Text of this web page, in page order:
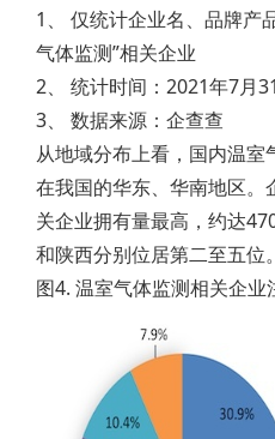
1、 仅统计企业名、品牌产
气体监测”相关企业
2、 统计时间：2021年7月
3、 数据来源：企查查
从地域分布上看，国内温
在我国的华东、华南地区。
关企业拥有量最高，约达
和陕西分别位居第二至五位。
图4. 温室气体监测相关企业